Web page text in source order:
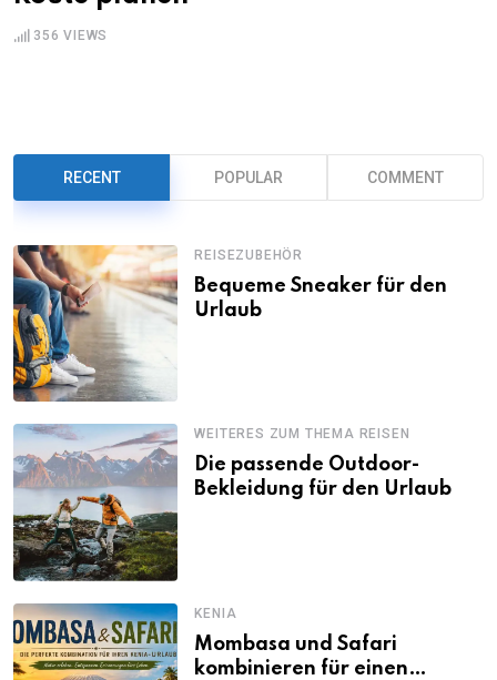
356 VIEWS
RECENT POPULAR COMMENT
REISEZUBEHÖR
Bequeme Sneaker für den
Urlaub
WEITERES ZUM THEMA REISEN
Die passende Outdoor-
Bekleidung für den Urlaub
KENIA
Mombasa und Safari
kombinieren für einen